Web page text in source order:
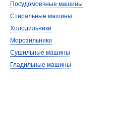
Посудомоечные машины
Стиральные машины
Холодильники
Морозильники
Сушильные машины
Гладильные машины